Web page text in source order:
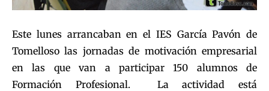
Este lunes arrancaban en el IES García Pavón de
Tomelloso las jornadas de motivación empresarial
en las que van a participar 150 alumnos de
Formación Profesional. La actividad está